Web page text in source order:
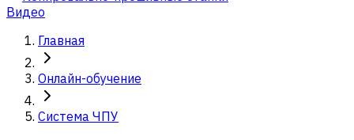
Видео
Главная
Онлайн-обучение
Система ЧПУ